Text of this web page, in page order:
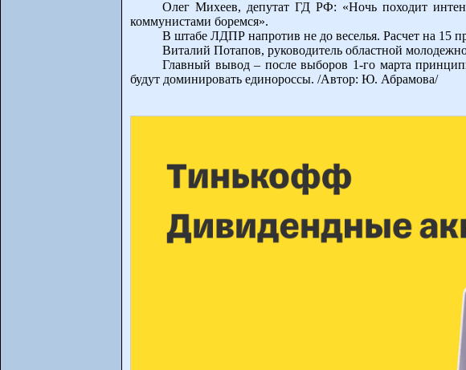
Олег Михеев, депутат ГД РФ: «Ночь походит
коммунистами боремся».
В штабе ЛДПР напротив не до веселья. Расчет на 15
Виталий Потапов, руководитель областной
Главный вывод – после выборов 1-го марта
будут доминировать единороссы. /Автор: Ю. Абрамова/